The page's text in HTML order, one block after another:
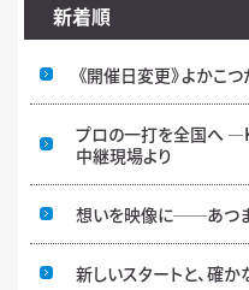
新着順
《開催日変更》よかこ
プロの一打を全国へ
中継現場より
想いを映像に──あつ
新しいスタートと、確か